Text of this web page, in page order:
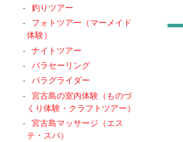
釣りツアー
フォトツアー（マーメイド
体験）
ナイトツアー
パラセーリング
パラグライダー
宮古島の室内体験（ものづ
くり体験・クラフトツアー）
宮古島マッサージ（エス
テ・スパ）